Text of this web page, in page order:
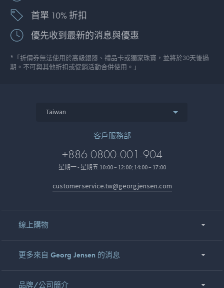
首單 10% 折扣
優先收到最新的消息與優惠
*「折價券無法使用於高級銀器、禮品卡或獨家珠寶，並將於30天後過
期。不可與其他折扣或促銷活動合併使用。」
Taiwan
客戶服務部
+886 0800-001-904
星期一 - 星期五 10:00 – 12:00; 14:00 – 17:00
customerservice.tw@georgjensen.com
線上購物
更多來自 Georg Jensen 的消息
品牌/公司簡介